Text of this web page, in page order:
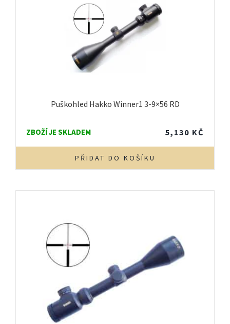
Puškohled Hakko Winner1 3-9×56 RD
ZBOŽÍ JE SKLADEM 5,130 KČ
PŘIDAT DO KOŠÍKU